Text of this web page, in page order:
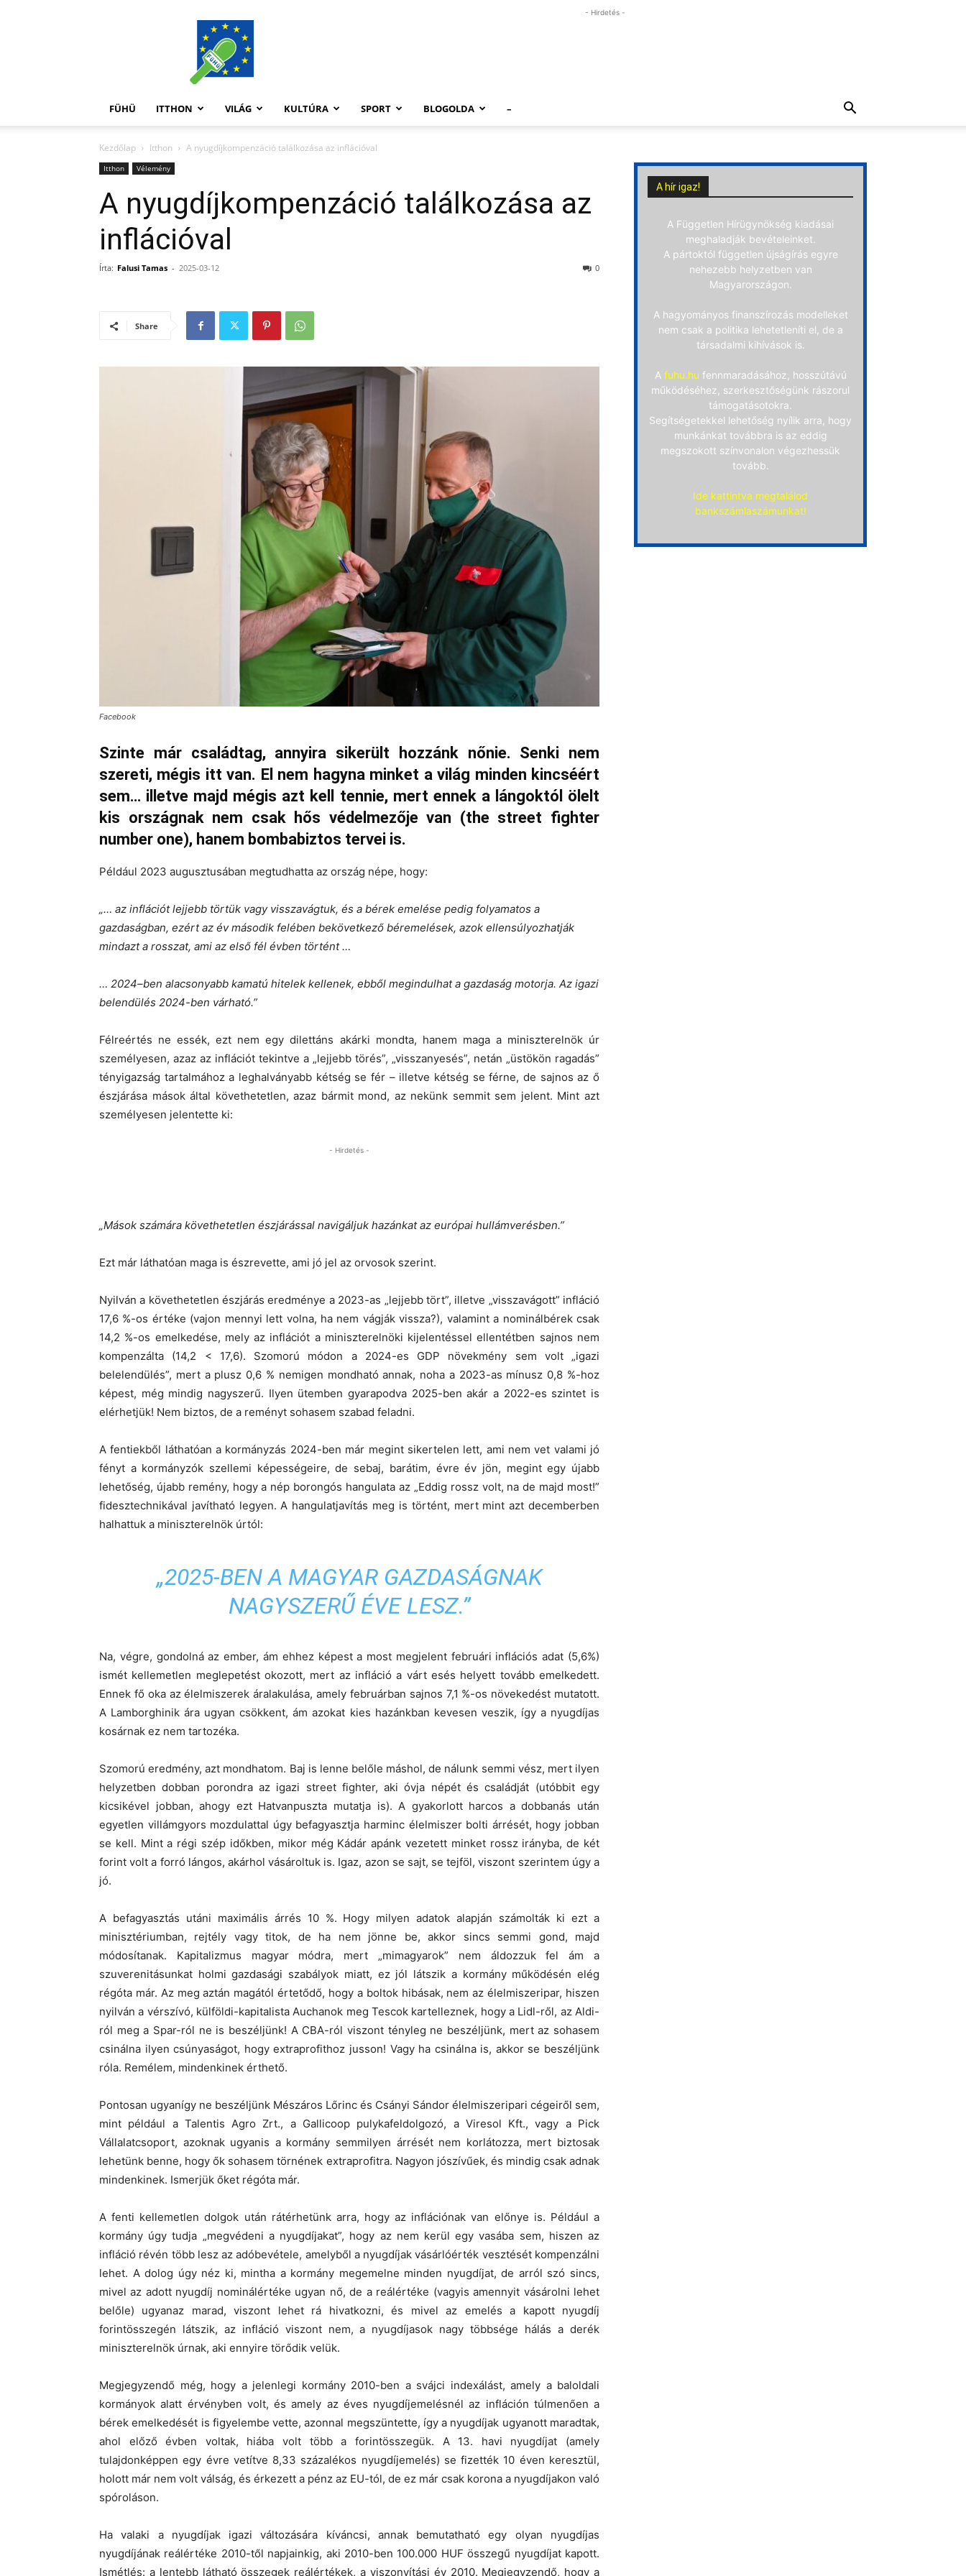
FüHü
- Hirdetés -
FÜHÜ ITTHON VILÁG KULTÚRA SPORT BLOGOLDA –
Kezdőlap Itthon A nyugdíjkompenzáció találkozása az inflációval
Itthon Vélemény
A nyugdíjkompenzáció találkozása az
inflációval
Írta: Falusi Tamas - 2025-03-12 0
Share
Facebook
Szinte már családtag, annyira sikerült hozzánk nőnie. Senki nem
szereti, mégis itt van. El nem hagyna minket a világ minden kincséért
sem… illetve majd mégis azt kell tennie, mert ennek a lángoktól ölelt
kis országnak nem csak hős védelmezője van (the street fighter
number one), hanem bombabiztos tervei is.
Például 2023 augusztusában megtudhatta az ország népe, hogy:
„… az inflációt lejjebb törtük vagy visszavágtuk, és a bérek emelése pedig folyamatos a
gazdaságban, ezért az év második felében bekövetkező béremelések, azok ellensúlyozhatják
mindazt a rosszat, ami az első fél évben történt …
… 2024–ben alacsonyabb kamatú hitelek kellenek, ebből megindulhat a gazdaság motorja. Az igazi
belendülés 2024-ben várható.”
Félreértés ne essék, ezt nem egy dilettáns akárki mondta, hanem maga a miniszterelnök úr
személyesen, azaz az inflációt tekintve a „lejjebb törés”, „visszanyesés”, netán „üstökön ragadás”
tényigazság tartalmához a leghalványabb kétség se fér – illetve kétség se férne, de sajnos az ő
észjárása mások által követhetetlen, azaz bármit mond, az nekünk semmit sem jelent. Mint azt
személyesen jelentette ki:
- Hirdetés -
„Mások számára követhetetlen észjárással navigáljuk hazánkat az európai hullámverésben.”
Ezt már láthatóan maga is észrevette, ami jó jel az orvosok szerint.
Nyilván a követhetetlen észjárás eredménye a 2023-as „lejjebb tört”, illetve „visszavágott” infláció
17,6 %-os értéke (vajon mennyi lett volna, ha nem vágják vissza?), valamint a nominálbérek csak
14,2 %-os emelkedése, mely az inflációt a miniszterelnöki kijelentéssel ellentétben sajnos nem
kompenzálta (14,2 < 17,6). Szomorú módon a 2024-es GDP növekmény sem volt „igazi
belelendülés”, mert a plusz 0,6 % nemigen mondható annak, noha a 2023-as mínusz 0,8 %-hoz
képest, még mindig nagyszerű. Ilyen ütemben gyarapodva 2025-ben akár a 2022-es szintet is
elérhetjük! Nem biztos, de a reményt sohasem szabad feladni.
A fentiekből láthatóan a kormányzás 2024-ben már megint sikertelen lett, ami nem vet valami jó
fényt a kormányzók szellemi képességeire, de sebaj, barátim, évre év jön, megint egy újabb
lehetőség, újabb remény, hogy a nép borongós hangulata az „Eddig rossz volt, na de majd most!”
fidesztechnikával javítható legyen. A hangulatjavítás meg is történt, mert mint azt decemberben
halhattuk a miniszterelnök úrtól:
„2025-BENA MAGYAR GAZDASÁGNAK
NAGYSZERŰ ÉVE LESZ.”
Na, végre, gondolná az ember, ám ehhez képest a most megjelent februári inflációs adat (5,6%)
ismét kellemetlen meglepetést okozott, mert az infláció a várt esés helyett tovább emelkedett.
Ennek fő oka az élelmiszerek áralakulása, amely februárban sajnos 7,1 %-os növekedést mutatott.
A Lamborghinik ára ugyan csökkent, ám azokat kies hazánkban kevesen veszik, így a nyugdíjas
kosárnak ez nem tartozéka.
Szomorú eredmény, azt mondhatom. Baj is lenne belőle máshol, de nálunk semmi vész, mert ilyen
helyzetben dobban porondra az igazi street fighter, aki óvja népét és családját (utóbbit egy
kicsikével jobban, ahogy ezt Hatvanpuszta mutatja is). A gyakorlott harcos a dobbanás után
egyetlen villámgyors mozdulattal úgy befagyasztja harminc élelmiszer bolti árrését, hogy jobban
se kell. Mint a régi szép időkben, mikor még Kádár apánk vezetett minket rossz irányba, de két
forint volt a forró lángos, akárhol vásároltuk is. Igaz, azon se sajt, se tejföl, viszont szerintem úgy a
jó.
A befagyasztás utáni maximális árrés 10 %. Hogy milyen adatok alapján számolták ki ezt a
minisztériumban, rejtély vagy titok, de ha nem jönne be, akkor sincs semmi gond, majd
módosítanak. Kapitalizmus magyar módra, mert „mimagyarok” nem áldozzuk fel ám a
szuverenitásunkat holmi gazdasági szabályok miatt, ez jól látszik a kormány működésén elég
régóta már. Az meg aztán magától értetődő, hogy a boltok hibásak, nem az élelmiszeripar, hiszen
nyilván a vérszívó, külföldi-kapitalista Auchanok meg Tescok kartelleznek, hogy a Lidl-ről, az Aldi-
ról meg a Spar-ról ne is beszéljünk! A CBA-ról viszont tényleg ne beszéljünk, mert az sohasem
csinálna ilyen csúnyaságot, hogy extraprofithoz jusson! Vagy ha csinálna is, akkor se beszéljünk
róla. Remélem, mindenkinek érthető.
Pontosan ugyanígy ne beszéljünk Mészáros Lőrinc és Csányi Sándor élelmiszeripari cégeiről sem,
mint például a Talentis Agro Zrt., a Gallicoop pulykafeldolgozó, a Viresol Kft., vagy a Pick
Vállalatcsoport, azoknak ugyanis a kormány semmilyen árrését nem korlátozza, mert biztosak
lehetünk benne, hogy ők sohasem törnének extraprofitra. Nagyon jószívűek, és mindig csak adnak
mindenkinek. Ismerjük őket régóta már.
A fenti kellemetlen dolgok után rátérhetünk arra, hogy az inflációnak van előnye is. Például a
kormány úgy tudja „megvédeni a nyugdíjakat”, hogy az nem kerül egy vasába sem, hiszen az
infláció révén több lesz az adóbevétele, amelyből a nyugdíjak vásárlóérték vesztését kompenzálni
lehet. A dolog úgy néz ki, mintha a kormány megemelne minden nyugdíjat, de arról szó sincs,
mivel az adott nyugdíj nominálértéke ugyan nő, de a reálértéke (vagyis amennyit vásárolni lehet
belőle) ugyanaz marad, viszont lehet rá hivatkozni, és mivel az emelés a kapott nyugdíj
forintösszegén látszik, az infláció viszont nem, a nyugdíjasok nagy többsége hálás a derék
miniszterelnök úrnak, aki ennyire törődik velük.
Megjegyzendő még, hogy a jelenlegi kormány 2010-ben a svájci indexálást, amely a baloldali
kormányok alatt érvényben volt, és amely az éves nyugdíjemelésnél az infláción túlmenően a
bérek emelkedését is figyelembe vette, azonnal megszüntette, így a nyugdíjak ugyanott maradtak,
ahol előző évben voltak, hiába volt több a forintösszegük. A 13. havi nyugdíjat (amely
tulajdonképpen egy évre vetítve 8,33 százalékos nyugdíjemelés) se fizették 10 éven keresztül,
holott már nem volt válság, és érkezett a pénz az EU-tól, de ez már csak korona a nyugdíjakon való
spóroláson.
Ha valaki a nyugdíjak igazi változására kíváncsi, annak bemutatható egy olyan nyugdíjas
nyugdíjának reálértéke 2010-től napjainkig, aki 2010-ben 100.000 HUF összegű nyugdíjat kapott.
Ismétlés: a lentebb látható összegek reálértékek, a viszonyítási év 2010. Megjegyzendő, hogy a
A hír igaz!
A Független Hírügynökség kiadásai
meghaladják bevételeinket.
A pártoktól független újságírás egyre
nehezebb helyzetben van
Magyarországon.
A hagyományos finanszírozás modelleket
nem csak a politika lehetetleníti el, de a
társadalmi kihívások is.
A fuhu.hu fennmaradásához, hosszútávú
működéséhez, szerkesztőségünk rászorul
támogatásotokra.
Segítségetekkel lehetőség nyílik arra, hogy
munkánkat továbbra is az eddig
megszokott színvonalon végezhessük
tovább.
Ide kattintva megtalálod
bankszámlaszámunkat!